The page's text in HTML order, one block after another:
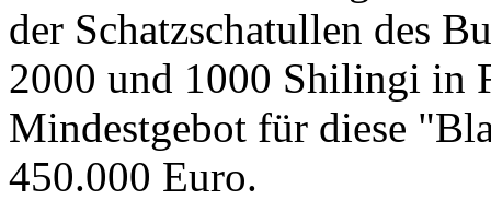
der Schatzschatullen des
2000 und 1000 Shilingi in
Mindestgebot für diese
450.000 Euro.